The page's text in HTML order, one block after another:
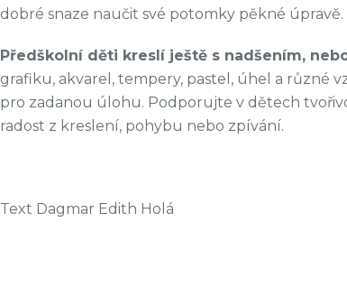
dobré snaze naučit své potomky pěkné
Předškolní děti kreslí ještě s nadšením,
grafiku, akvarel, tempery, pastel, úhel a různé
pro zadanou úlohu. Podporujte v dětech
radost z kreslení, pohybu nebo zpívání.
Text Dagmar Edith Holá